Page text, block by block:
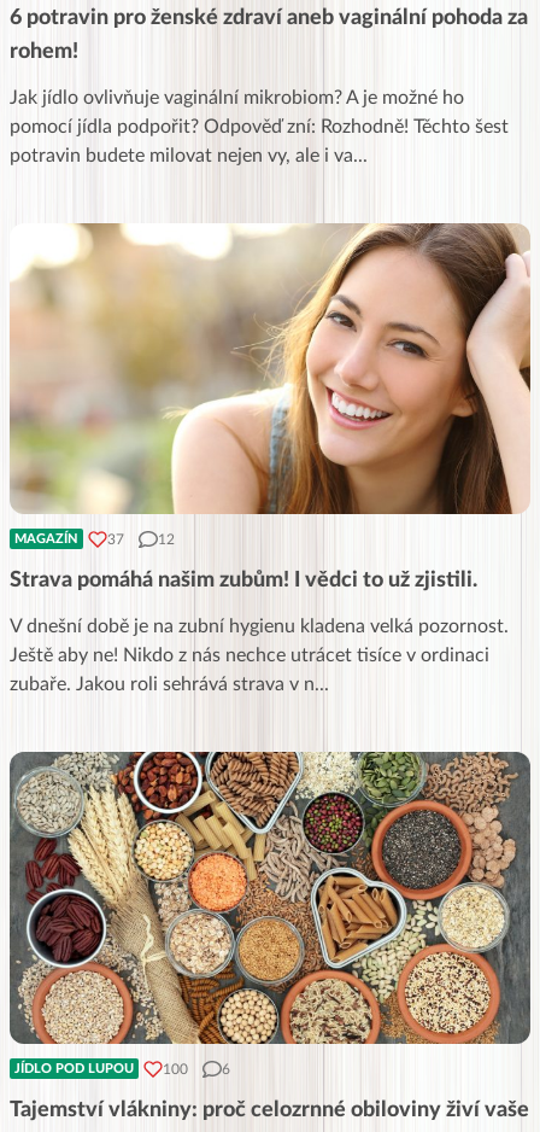
6 potravin pro ženské zdraví aneb vaginální pohoda za
rohem!
Jak jídlo ovlivňuje vaginální mikrobiom? A je možné ho
pomocí jídla podpořit? Odpověď zní: Rozhodně! Těchto šest
potravin budete milovat nejen vy, ale i va...
MAGAZÍN 37 12
Strava pomáhá našim zubům! I vědci to už zjistili.
V dnešní době je na zubní hygienu kladena velká pozornost.
Ještě aby ne! Nikdo z nás nechce utrácet tisíce v ordinaci
zubaře. Jakou roli sehrává strava v n...
JÍDLO POD LUPOU 100 6
Tajemství vlákniny: proč celozrnné obiloviny živí vaše